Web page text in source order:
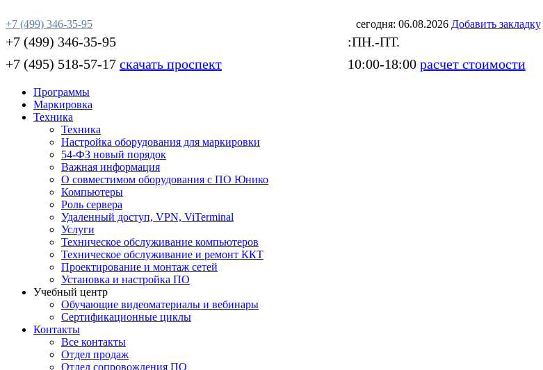
сегодня: 06.08.2026 Добавить закладку
+7 (499) 346-35-95
+7 (499) 346-35-95
+7 (495) 518-57-17 скачать проспект
:ПН.-ПТ.
10:00-18:00 расчет стоимости
Программы
Маркировка
Техника
Техника
Настройка оборудования для маркировки
54-ФЗ новый порядок
Важная информация
О совместимом оборудования с ПО Юнико
Компьютеры
Роль сервера
Удаленный доступ, VPN, ViTerminal
Услуги
Техническое обслуживание компьютеров
Техническое обслуживание и ремонт ККТ
Проектирование и монтаж сетей
Установка и настройка ПО
Учебный центр
Обучающие видеоматериалы и вебинары
Сертификационные циклы
Контакты
Все контакты
Отдел продаж
Отдел сопровождения ПО